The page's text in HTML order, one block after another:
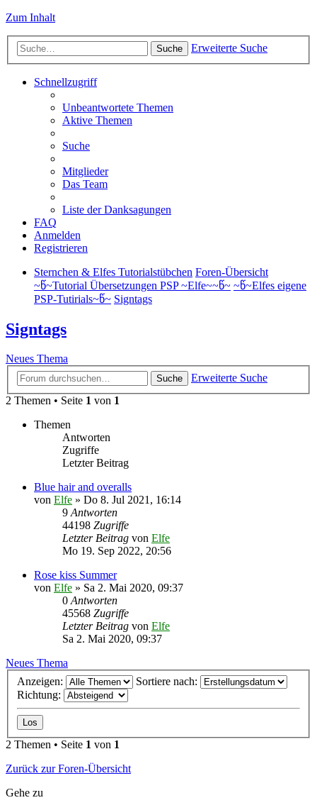
Zum Inhalt
Suche Erweiterte Suche
Schnellzugriff
Unbeantwortete Themen
Aktive Themen
Suche
Mitglieder
Das Team
Liste der Danksagungen
FAQ
Anmelden
Registrieren
Sternchen & Elfes Tutorialstübchen Foren-Übersicht
~წ~Tutorial Übersetzungen PSP ~Elfe~~წ~ ~წ~Elfes eigene
PSP-Tutirials~წ~ Signtags
Signtags
Neues Thema
Suche
Erweiterte Suche
2 Themen • Seite 1 von 1
Themen
Antworten
Zugriffe
Letzter Beitrag
Blue hair and overalls
von Elfe » Do 8. Jul 2021, 16:14
9 Antworten
44198 Zugriffe
Letzter Beitrag von Elfe
Mo 19. Sep 2022, 20:56
Rose kiss Summer
von Elfe » Sa 2. Mai 2020, 09:37
0 Antworten
45568 Zugriffe
Letzter Beitrag von Elfe
Sa 2. Mai 2020, 09:37
Neues Thema
Anzeigen:
Sortiere nach:
Richtung:
2 Themen • Seite 1 von 1
Zurück zur Foren-Übersicht
Gehe zu